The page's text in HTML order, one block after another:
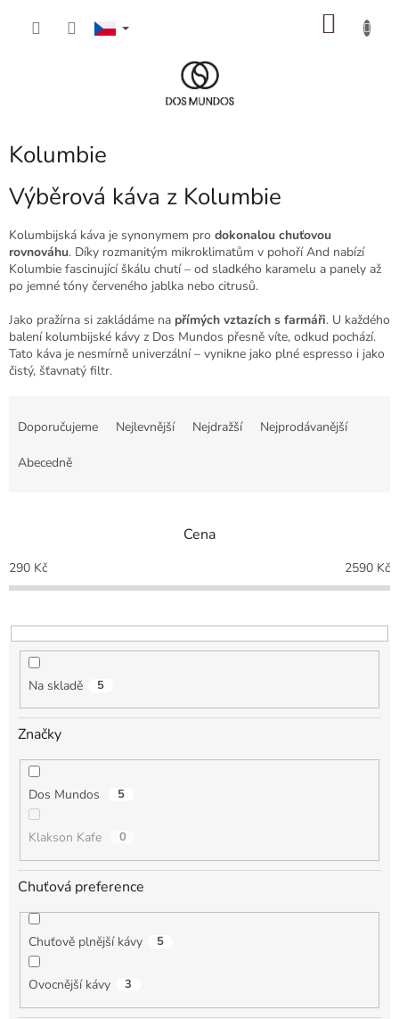
Kolumbie
Výběrová káva z Kolumbie
Kolumbijská káva je synonymem pro dokonalou chuťovou
rovnováhu. Díky rozmanitým mikroklimatům v pohoří And nabízí
Kolumbie fascinující škálu chutí – od sladkého karamelu a panely až
po jemné tóny červeného jablka nebo citrusů.
Jako pražírna si zakládáme na přímých vztazích s farmáři. U každého
balení kolumbijské kávy z Dos Mundos přesně víte, odkud pochází.
Tato káva je nesmírně univerzální – vynikne jako plné espresso i jako
čistý, šťavnatý filtr.
o
d
k
t
Doporučujeme Nejlevnější Nejdražší Nejprodávanější
Abecedně
Cena
290 Kč 2590 Kč
Na skladě 5
Značky
Dos Mundos 5
Klakson Kafe 0
Chuťová preference
Chuťově plnější kávy 5
Ovocnější kávy 3